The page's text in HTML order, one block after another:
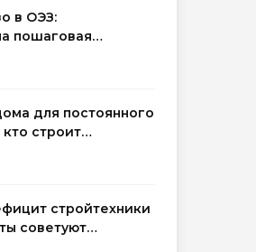
в ОЭЗ:
пошаговая
для инвесторов
для постоянного
строит
стройтехники
советуют